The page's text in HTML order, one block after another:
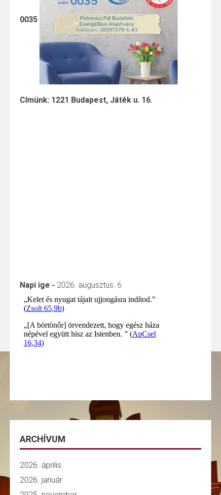
0035
Címünk: 1221 Budapest, Játék u. 16.
Napi ige - 2026. augusztus. 6
ARCHÍVUM
2026. április
2026. január